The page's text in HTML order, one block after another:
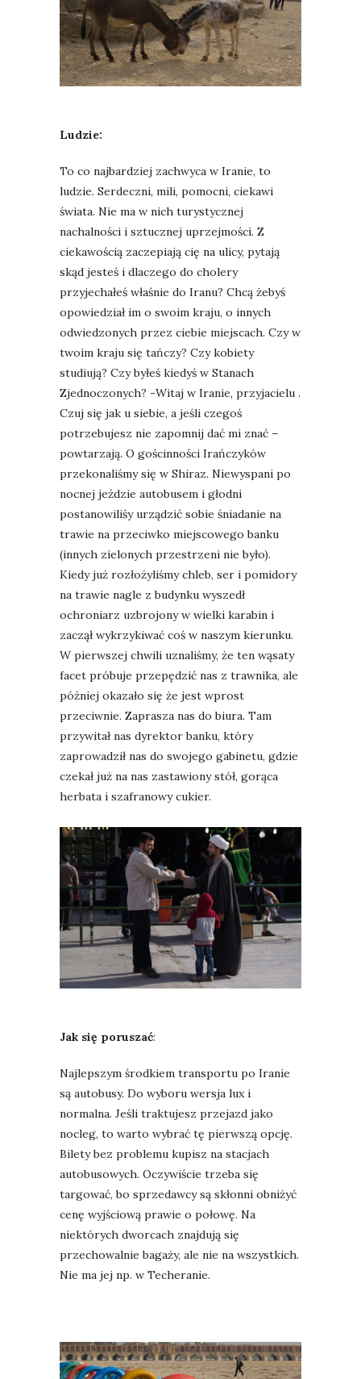
Ludzie:
To co najbardziej zachwyca w Iranie, to
ludzie. Serdeczni, mili, pomocni, ciekawi
świata. Nie ma w nich turystycznej
nachalności i sztucznej uprzejmości. Z
ciekawością zaczepiają cię na ulicy, pytają
skąd jesteś i dlaczego do cholery
przyjechałeś właśnie do Iranu? Chcą żebyś
opowiedział im o swoim kraju, o innych
odwiedzonych przez ciebie miejscach. Czy w
twoim kraju się tańczy? Czy kobiety
studiują? Czy byłeś kiedyś w Stanach
Zjednoczonych? -Witaj w Iranie, przyjacielu .
Czuj się jak u siebie, a jeśli czegoś
potrzebujesz nie zapomnij dać mi znać –
powtarzają. O gościnności Irańczyków
przekonaliśmy się w Shiraz. Niewyspani po
nocnej jeździe autobusem i głodni
postanowiliśy urządzić sobie śniadanie na
trawie na przeciwko miejscowego banku
(innych zielonych przestrzeni nie było).
Kiedy już rozłożyliśmy chleb, ser i pomidory
na trawie nagle z budynku wyszedł
ochroniarz uzbrojony w wielki karabin i
zaczął wykrzykiwać coś w naszym kierunku.
W pierwszej chwili uznaliśmy, że ten wąsaty
facet próbuje przepędzić nas z trawnika, ale
później okazało się że jest wprost
przeciwnie. Zaprasza nas do biura. Tam
przywitał nas dyrektor banku, który
zaprowadził nas do swojego gabinetu, gdzie
czekał już na nas zastawiony stół, gorąca
herbata i szafranowy cukier.
Jak się poruszać:
Najlepszym środkiem transportu po Iranie
są autobusy. Do wyboru wersja lux i
normalna. Jeśli traktujesz przejazd jako
nocleg, to warto wybrać tę pierwszą opcję.
Bilety bez problemu kupisz na stacjach
autobusowych. Oczywiście trzeba się
targować, bo sprzedawcy są skłonni obniżyć
cenę wyjściową prawie o połowę. Na
niektórych dworcach znajdują się
przechowalnie bagaży, ale nie na wszystkich.
Nie ma jej np. w Techeranie.